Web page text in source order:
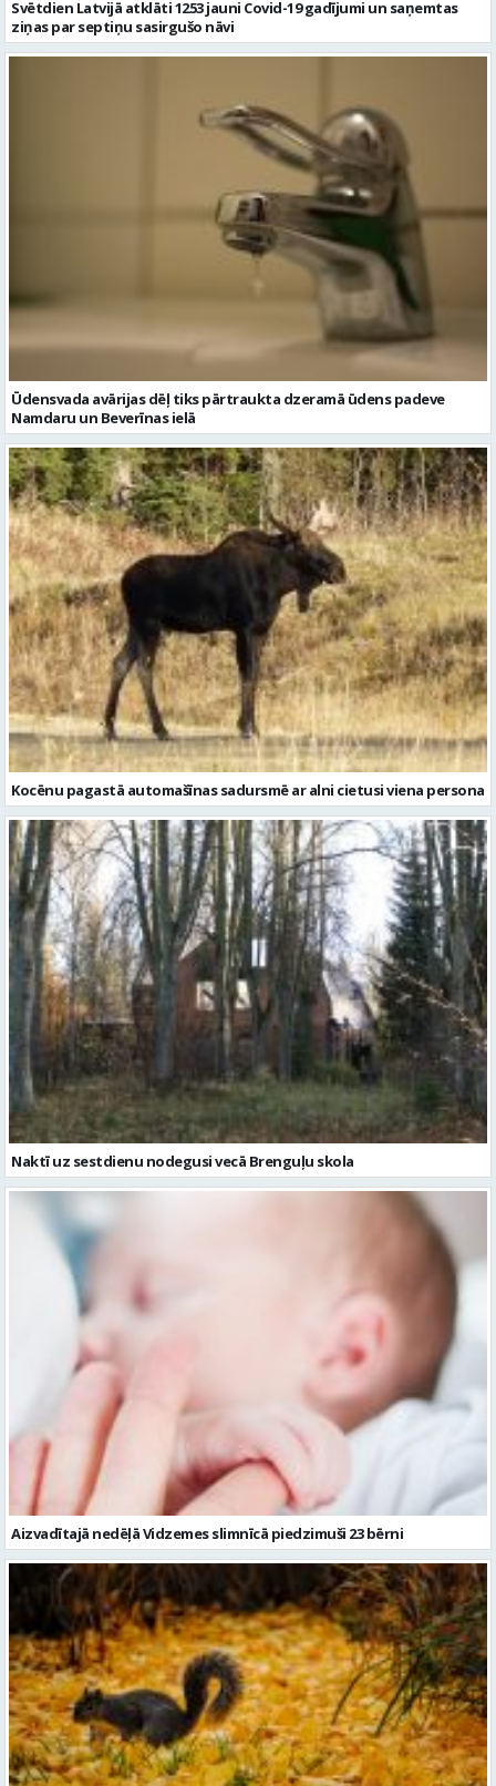
Svētdien Latvijā atklāti 1253 jauni Covid-19 gadījumi un saņemtas
ziņas par septiņu sasirgušo nāvi
Ūdensvada avārijas dēļ tiks pārtraukta dzeramā ūdens padeve
Namdaru un Beverīnas ielā
Kocēnu pagastā automašīnas sadursmē ar alni cietusi viena persona
Naktī uz sestdienu nodegusi vecā Brenguļu skola
Aizvadītajā nedēļā Vidzemes slimnīcā piedzimuši 23 bērni